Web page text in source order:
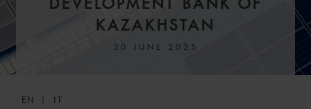
DEVELOPMENT BANK OF
KAZAKHSTAN
30 JUNE 2025
EN IT